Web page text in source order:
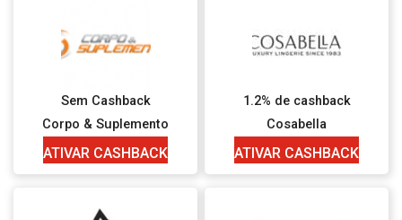
Sem Cashback
Corpo & Suplemento
ATIVAR CASHBACK
1.2% de cashback
Cosabella
ATIVAR CASHBACK